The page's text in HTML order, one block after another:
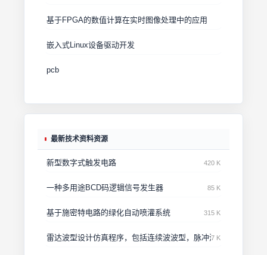
基于FPGA的数值计算在实时图像处理中的应用
嵌入式Linux设备驱动开发
pcb
最新技术资料资源
新型数字式触发电路 420 K
一种多用途BCD码逻辑信号发生器 85 K
基于施密特电路的绿化自动喷灌系统 315 K
雷达波型设计仿真程序，包括连续波波型，脉冲波型，线形调频
7 K